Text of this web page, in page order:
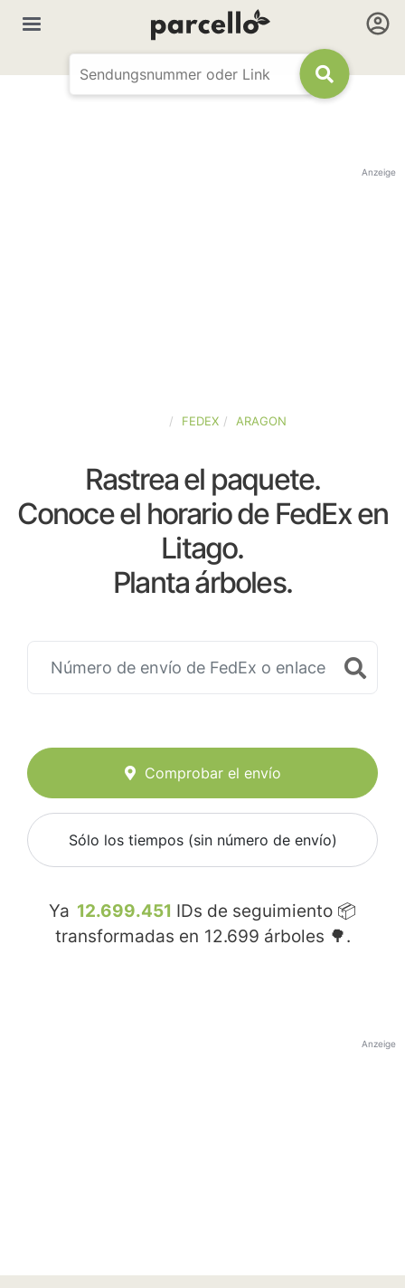
Anzeige
FEDEX ARAGON
Rastrea el paquete.
Conoce el horario de FedEx en
Litago.
Planta árboles.
Comprobar el envío
Sólo los tiempos (sin número de envío)
Ya 12.699.451 IDs de seguimiento 📦
transformadas en 12.699 árboles 🌳.
Anzeige